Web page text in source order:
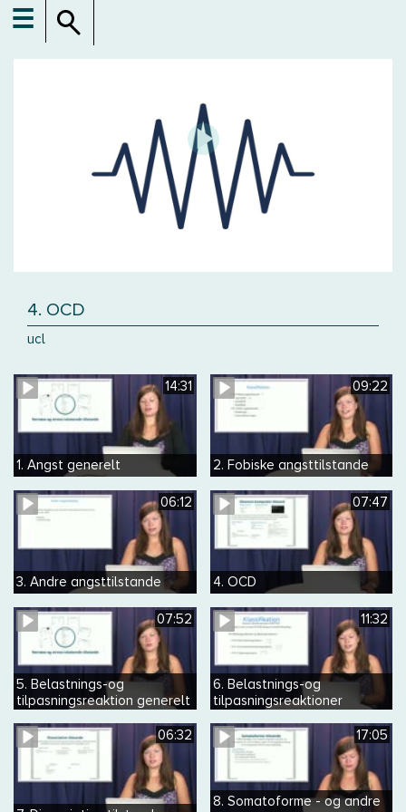
☰
4. OCD
ucl
14:31
1. Angst generelt
09:22
2. Fobiske angsttilstande
06:12
3. Andre angsttilstande
07:47
4. OCD
07:52
5. Belastnings-og
tilpasningsreaktion generelt
11:32
6. Belastnings-og
tilpasningsreaktioner
06:32
17:05
8. Somatoforme - og andre